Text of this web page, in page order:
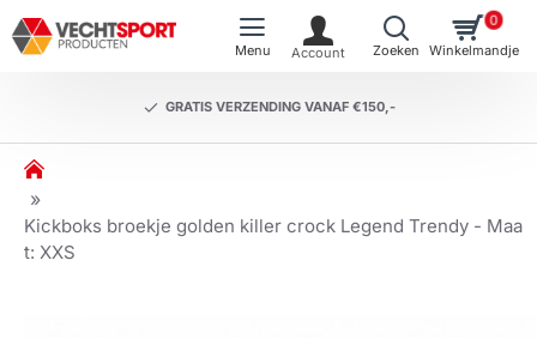
GRATIS VERZENDING VANAF €150,-
0
h
m
e
Kickboks broekje golden killer crock Legend Trendy - Maa
t: XXS